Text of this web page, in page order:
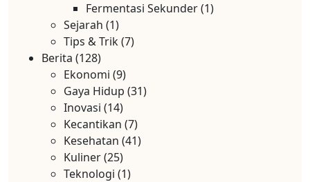
Fermentasi Sekunder(1)
Sejarah (1)
Tips & Trik(7)
Berita (128)
Ekonomi (9)
Gaya Hidup (31)
Inovasi (14)
Kecantikan (7)
Kesehatan (41)
Kuliner(25)
Teknologi (1)